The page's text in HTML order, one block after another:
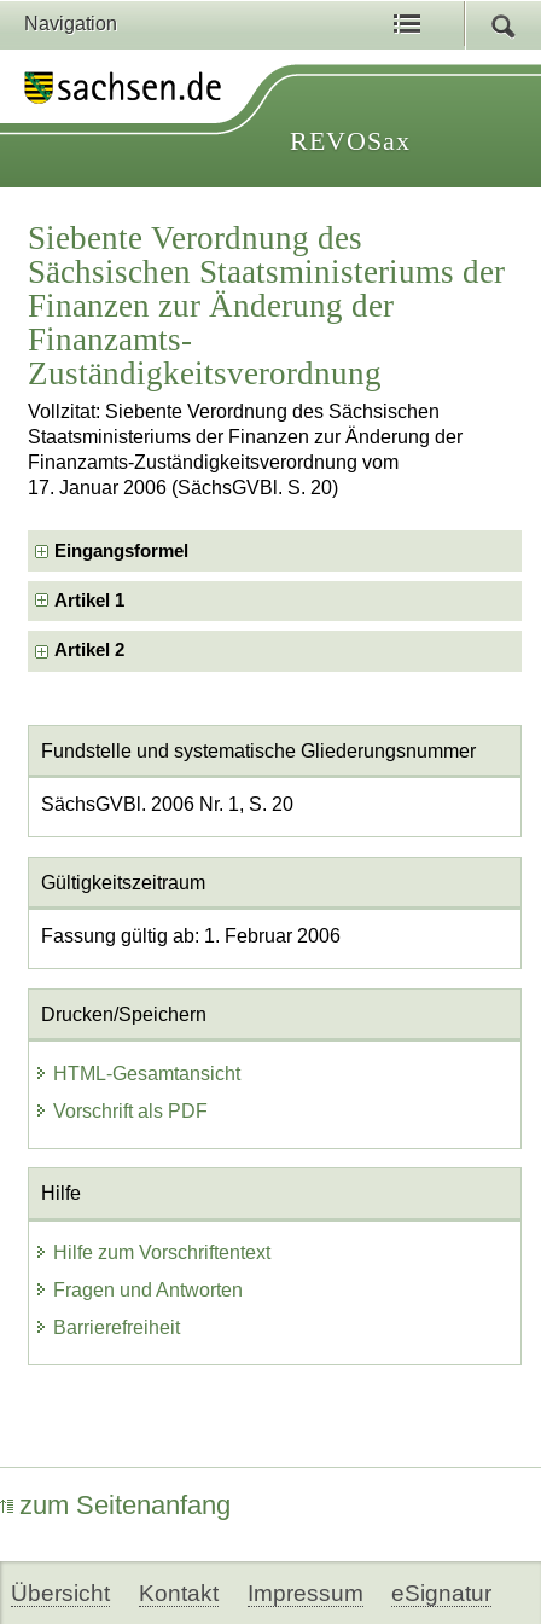
Navigation
REVOSax
Siebente Verordnung des
Sächsischen Staatsministeriums der
Finanzen zur Änderung der
Finanzamts-
Zuständigkeitsverordnung
Vollzitat: Siebente Verordnung des Sächsischen
Staatsministeriums der Finanzen zur Änderung der
Finanzamts-Zuständigkeitsverordnung vom
17. Januar 2006 (SächsGVBl. S. 20)
Eingangsformel
Artikel 1
Artikel 2
Fundstelle und systematische Gliederungsnummer
SächsGVBl. 2006 Nr. 1, S. 20
Gültigkeitszeitraum
Fassung gültig ab: 1. Februar 2006
Drucken/Speichern
HTML-Gesamtansicht
Vorschrift als PDF
Hilfe
Hilfe zum Vorschriftentext
Fragen und Antworten
Barrierefreiheit
zum Seitenanfang
Übersicht Kontakt Impressum eSignatur